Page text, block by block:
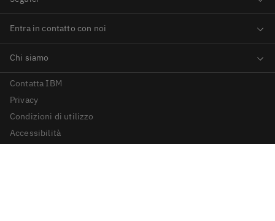
Contatta IBM
Privacy
Condizioni di utilizzo
Accessibilità